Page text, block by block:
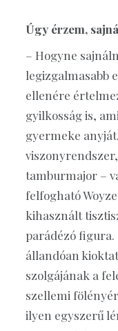
Úgy érzem,
– Hogyne
legizgalmasabb
ellenére
gyilkosság is,
gyermeke
tamburmajor –
felfogható
kihasznált
parádézó figura.
állandóan
szolgájának a
szellemi
ilyen egyszerű